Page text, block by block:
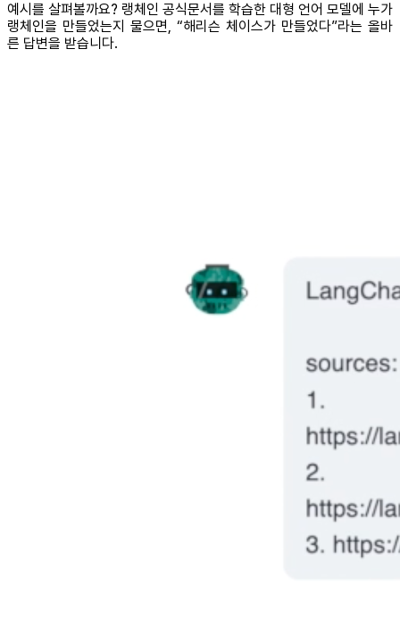
예시를 살펴볼까요? 랭체인 공식문서를 학습한 대형 언어 모델에 누가
랭체인을 만들었는지 물으면, “해리슨 체이스가 만들었다”라는 올바
른 답변을 받습니다.